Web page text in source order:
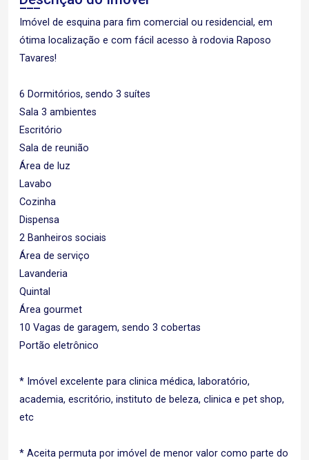
Imóvel de esquina para fim comercial ou residencial, em
ótima localização e com fácil acesso à rodovia Raposo
Tavares!
6 Dormitórios, sendo 3 suítes
Sala 3 ambientes
Escritório
Sala de reunião
Área de luz
Lavabo
Cozinha
Dispensa
2 Banheiros sociais
Área de serviço
Lavanderia
Quintal
Área gourmet
10 Vagas de garagem, sendo 3 cobertas
Portão eletrônico
* Imóvel excelente para clinica médica, laboratório,
academia, escritório, instituto de beleza, clinica e pet shop,
etc
* Aceita permuta por imóvel de menor valor como parte do